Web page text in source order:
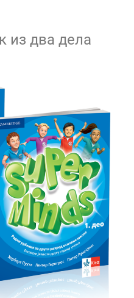
из два дела